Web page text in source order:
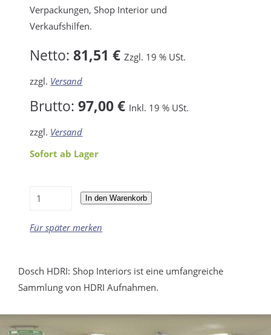
Verpackungen, Shop Interior und
Verkaufshilfen.
Netto:81,51 € Zzgl. 19 % USt.
zzgl. Versand
Brutto:97,00 € Inkl. 19 % USt.
zzgl. Versand
Sofort ab Lager
In den Warenkorb
Für später merken
Dosch HDRI: Shop Interiors ist eine umfangreiche
Sammlung von HDRI Aufnahmen.